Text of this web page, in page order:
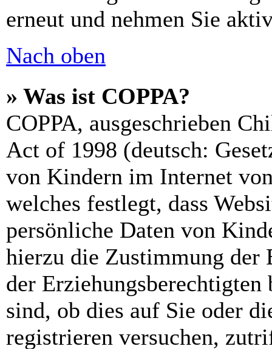
erneut und nehmen Sie
Nach oben
» Was ist COPPA?
COPPA, ausgeschrieben
Act of 1998 (deutsch:
von Kindern im Internet
welches festlegt, dass
persönliche Daten von
hierzu die Zustimmung der
der
sind, ob dies auf Sie oder
registrieren versuchen,